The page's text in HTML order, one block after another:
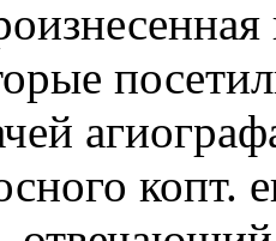
копт.